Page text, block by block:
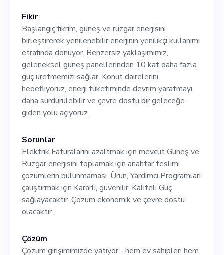
geliştireceksiniz. Rol
sorumlulukları: 1.
Ürünümüzün verimliliğini ve
kapasitesini artırmak için
stratejiler araştırın ve
geliştirin. 2. Stratejik
planları yürütmek için diğer
ekip üyeleriyle koordine
edin. 3. Potansiyel satıcılar
ve tedarikçilerle iletişim
kurun. 4. En son mühendislik
olmak için devam eden
Fikir
Başlangıç fikrim, güneş ve rüzgar enerjisini
birleştirerek yenilenebilir enerjinin yenilikçi kullanımı
etrafında dönüyor. Benzersiz yaklaşımımız,
geleneksel güneş panellerinden 10 kat daha fazla
güç üretmemizi sağlar. Konut dairelerini
hedefliyoruz, enerji tüketiminde devrim yaratmayı,
daha sürdürülebilir ve çevre dostu bir geleceğe
giden yolu açıyoruz.
Sorunlar
Elektrik Faturalarını azaltmak için mevcut Güneş ve
Rüzgar enerjisini toplamak için anahtar teslimi
çözümlerin bulunmaması. Ürün, Yardımcı Programları
çalıştırmak için Kararlı, güvenilir, Kaliteli Güç
sağlayacaktır. Çözüm ekonomik ve çevre dostu
olacaktır.
Çözüm
Çözüm girişimimizde yatıyor - hem ev sahipleri hem